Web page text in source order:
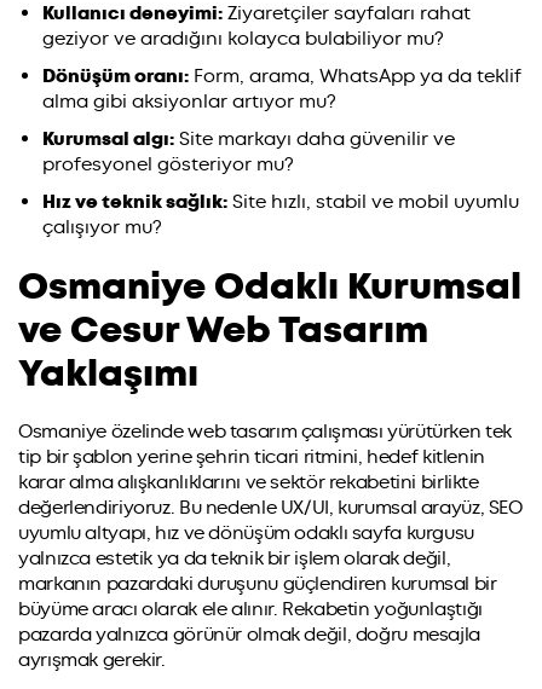
Kullanıcı deneyimi: Ziyaretçiler sayfaları rahat
geziyor ve aradığını kolayca bulabiliyor mu?
Dönüşüm oranı: Form, arama, WhatsApp ya da teklif
alma gibi aksiyonlar artıyor mu?
Kurumsal algı: Site markayı daha güvenilir ve
profesyonel gösteriyor mu?
Hız ve teknik sağlık: Site hızlı, stabil ve mobil uyumlu
çalışıyor mu?
Osmaniye Odaklı Kurumsal
ve Cesur Web Tasarım
Yaklaşımı
Osmaniye özelinde web tasarım çalışması yürütürken tek
tip bir şablon yerine şehrin ticari ritmini, hedef kitlenin
karar alma alışkanlıklarını ve sektör rekabetini birlikte
değerlendiriyoruz. Bu nedenle UX/UI, kurumsal arayüz, SEO
uyumlu altyapı, hız ve dönüşüm odaklı sayfa kurgusu
yalnızca estetik ya da teknik bir işlem olarak değil,
markanın pazardaki duruşunu güçlendiren kurumsal bir
büyüme aracı olarak ele alınır. Rekabetin yoğunlaştığı
pazarda yalnızca görünür olmak değil, doğru mesajla
ayrışmak gerekir.